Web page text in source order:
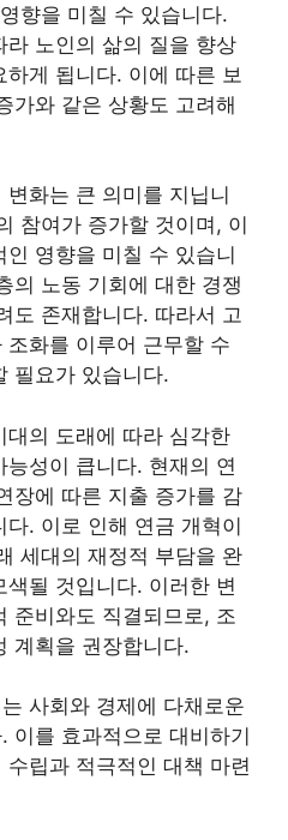
향을 미칠 수 있습니다.
노인의 삶의 질을 향상
게 됩니다. 이에 따른 보
가와 같은 상황도 고려해
화는 큰 의미를 지닙니
참여가 증가할 것이며, 이
영향을 미칠 수 있습니
의 노동 기회에 대한 경쟁
도 존재합니다. 따라서 고
화를 이루어 근무할 수
필요가 있습니다.
의 도래에 따라 심각한
성이 큽니다. 현재의 연
장에 따른 지출 증가를 감
. 이로 인해 연금 개혁이
세대의 재정적 부담을 완
될 것입니다. 이러한 변
준비와도 직결되므로, 조
계획을 권장합니다.
사회와 경제에 다채로운
이를 효과적으로 대비하기
립과 적극적인 대책 마련